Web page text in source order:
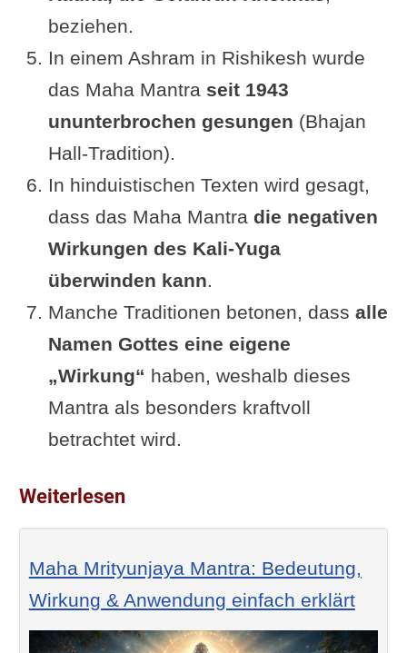
beziehen.
In einem Ashram in Rishikesh wurde
das Maha Mantra seit 1943
ununterbrochen gesungen (Bhajan
Hall-Tradition).
In hinduistischen Texten wird gesagt,
dass das Maha Mantra die negativen
Wirkungen des Kali-Yuga
überwinden kann
Manche Traditionen betonen, dass alle
Namen Gottes eine eigene
„Wirkung“ haben, weshalb dieses
Mantra als besonders kraftvoll
betrachtet wird.
Weiterlesen
Maha Mrityunjaya Mantra: Bedeutung,
Wirkung & Anwendung einfach erklärt